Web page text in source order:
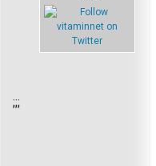
;;;